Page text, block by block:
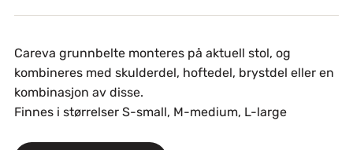
Careva grunnbelte monteres på aktuell stol, og
kombineres med skulderdel, hoftedel, brystdel eller en
kombinasjon av disse.
Finnes i størrelser S-small, M-medium, L-large